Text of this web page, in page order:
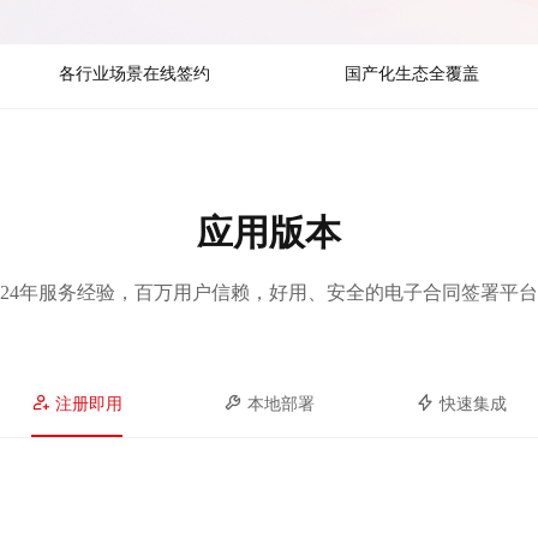
各行业场景在线签约 国产化生态全覆盖
应用版本
24年服务经验，百万用户信赖，好用、安全的电子合同签署平台
注册即用 本地部署 快速集成